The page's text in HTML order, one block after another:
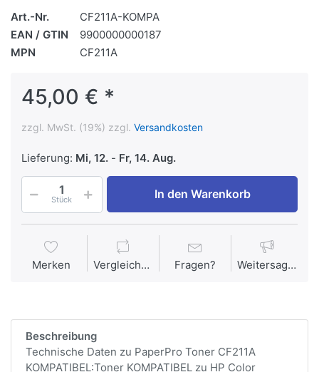
Art.-Nr.
CF211A-KOMPA
EAN / GTIN
9900000000187
MPN
CF211A
45,00 € *
zzgl. MwSt. (19%) zzgl. Versandkosten
Lieferung: Mi, 12. - Fr, 14. Aug.
Stück In den Warenkorb
Merken Vergleichen Fragen? Weitersagen
Beschreibung
Technische Daten zu PaperPro Toner CF211A
KOMPATIBEL:Toner KOMPATIBEL zu HP Color